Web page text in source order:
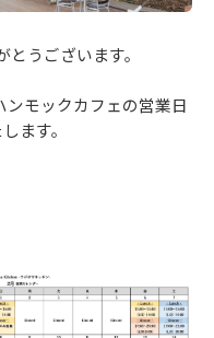
うございます。
ンモックカフェの営業日
ます。